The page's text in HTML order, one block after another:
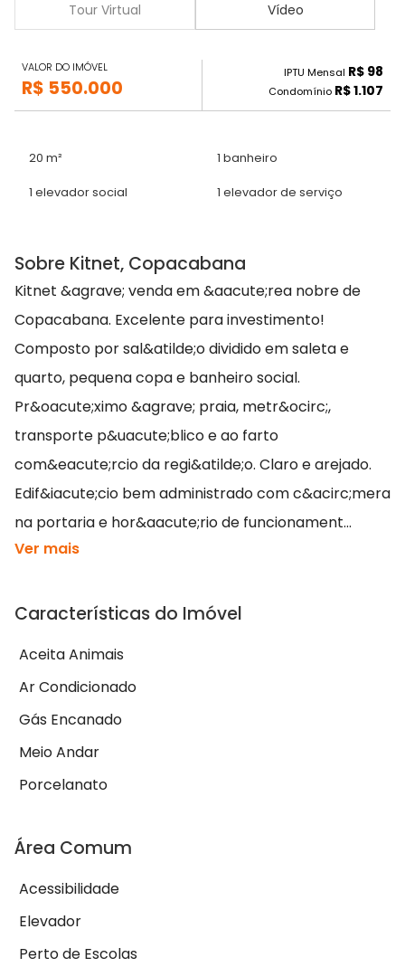
Tour Virtual Vídeo
VALOR DO IMÓVEL
R$ 550.000
IPTU Mensal R$ 98
Condomínio R$ 1.107
20 m² 1 banheiro
1 elevador social 1 elevador de serviço
Sobre Kitnet, Copacabana
Kitnet &agrave; venda em &aacute;rea nobre de
Copacabana. Excelente para investimento!
Composto por sal&atilde;o dividido em saleta e
quarto, pequena copa e banheiro social.
Pr&oacute;ximo &agrave; praia, metr&ocirc;,
transporte p&uacute;blico e ao farto
com&eacute;rcio da regi&atilde;o. Claro e arejado.
Edif&iacute;cio bem administrado com c&acirc;mera
na portaria e hor&aacute;rio de funcionament...
Ver mais
Características do Imóvel
Aceita Animais
Ar Condicionado
Gás Encanado
Meio Andar
Porcelanato
Área Comum
Acessibilidade
Elevador
Perto de Escolas